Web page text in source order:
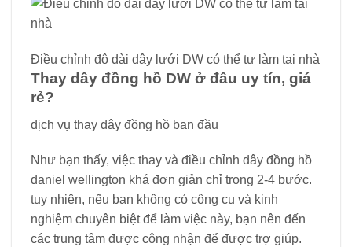
Điều chỉnh độ dài dây lưới DW có thể tự làm tại nhà
Thay dây đồng hồ DW ở đâu uy tín, giá
rẻ?
dịch vụ thay dây đồng hồ ban đầu
Như bạn thấy, việc thay và điều chỉnh dây đồng hồ
daniel wellington khá đơn giản chỉ trong 2-4 bước.
tuy nhiên, nếu bạn không có công cụ và kinh
nghiệm chuyên biệt để làm việc này, bạn nên đến
các trung tâm được công nhận để được trợ giúp.